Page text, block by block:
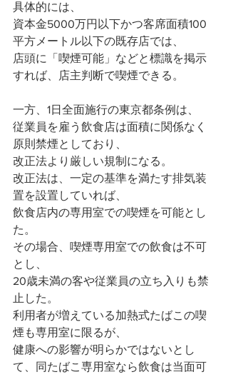
具体的には、
資本金5000万円以下かつ客席面積100
平方メートル以下の既存店では、
店頭に「喫煙可能」などと標識を掲示
すれば、店主判断で喫煙できる。
一方、1日全面施行の東京都条例は、
従業員を雇う飲食店は面積に関係なく
原則禁煙としており、
改正法より厳しい規制になる。
改正法は、一定の基準を満たす排気装
置を設置していれば、
飲食店内の専用室での喫煙を可能とし
た。
その場合、喫煙専用室での飲食は不可
とし、
20歳未満の客や従業員の立ち入りも禁
止した。
利用者が増えている加熱式たばこの喫
煙も専用室に限るが、
健康への影響が明らかではないとし
て、同たばこ専用室なら飲食は当面可